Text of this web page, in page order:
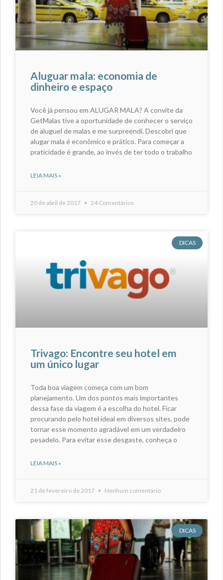
Aluguar mala: economia de
dinheiro e espaço
Você já pensou em ALUGAR MALA? A convite da
GetMalas tive a oportunidade de conhecer o serviço
de aluguel de malas e me surpreendi. Descobri que
alugar mala é econômico e prático. Para começar a
praticidade é grande, ao invés de ter todo o trabalho
LEIA MAIS »
20 de abril de 2017 24 Comentários
DICAS
Trivago: Encontre seu hotel em
um único lugar
Toda boa viagem começa com um bom
planejamento. Um dos pontos mais importantes
dessa fase da viagem é a escolha do hotel. Ficar
procurando pelo hotel ideal em diversos sites, pode
tornar esse momento agradável em um verdadeiro
pesadelo. Para evitar esse desgaste, conheça o
LEIA MAIS »
21 de fevereiro de 2017 Nenhum comentário
DICAS